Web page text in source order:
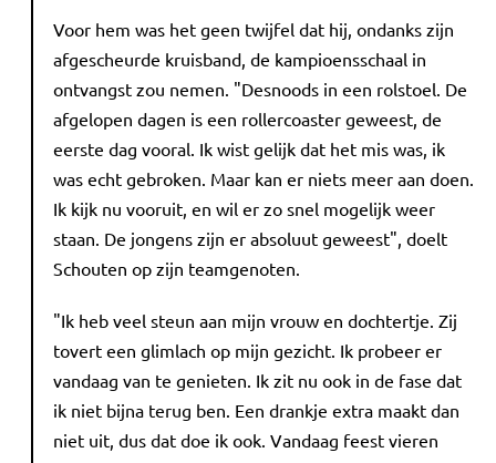
Voor hem was het geen twijfel dat hij, ondanks zijn
afgescheurde kruisband, de kampioensschaal in
ontvangst zou nemen. "Desnoods in een rolstoel. De
afgelopen dagen is een rollercoaster geweest, de
eerste dag vooral. Ik wist gelijk dat het mis was, ik
was echt gebroken. Maar kan er niets meer aan doen.
Ik kijk nu vooruit, en wil er zo snel mogelijk weer
staan. De jongens zijn er absoluut geweest", doelt
Schouten op zijn teamgenoten.
"Ik heb veel steun aan mijn vrouw en dochtertje. Zij
tovert een glimlach op mijn gezicht. Ik probeer er
vandaag van te genieten. Ik zit nu ook in de fase dat
ik niet bijna terug ben. Een drankje extra maakt dan
niet uit, dus dat doe ik ook. Vandaag feest vieren